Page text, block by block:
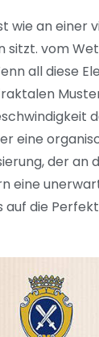
wie an
sitzt. vom
all diese
eine
der an
eine
die